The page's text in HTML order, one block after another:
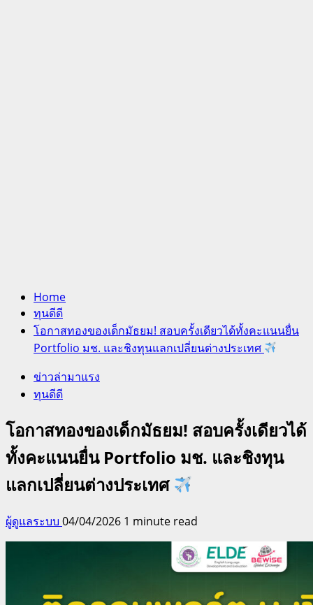
Home
ทุนดีดี
โอกาสทองของเด็กมัธยม! สอบครั้งเดียวได้ทั้งคะแนนยื่น
Portfolio มช. และชิงทุนแลกเปลี่ยนต่างประเทศ
ข่าวล่ามาแรง
ทุนดีดี
โอกาสทองของเด็กมัธยม! สอบครั้งเดียวได้
ทั้งคะแนนยื่น Portfolio มช. และชิงทุน
แลกเปลี่ยนต่างประเทศ
ผู้ดูแลระบบ 04/04/2026 1 minute read